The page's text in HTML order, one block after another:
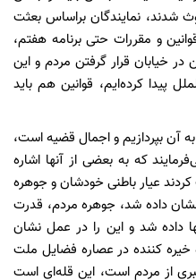
شدند، نمایندگان براساس بعثت
و مقررات حتی برنامه هفتم،
خیابان قرار گرفتن مردم و این
پیدا کرده‌ایم، قوانین هم باید
آن بپردازیم و اجمال قضیه است،
که به بعضی از آنها اشاره
عیار باطنی خودشان و جوهره
داده شد، جوهره مردم، قدرت
داده شد و این را در عمل نشان
خیره کننده در عصاره فضایل ملت
از مردم است، این قله‌ای است